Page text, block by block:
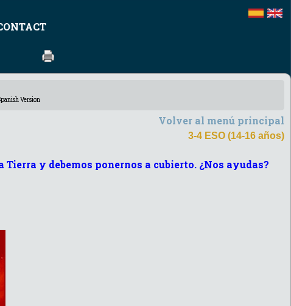
Version
Volver al menú principal
3-4 ESO (14-16 años)
y debemos ponernos a cubierto. ¿Nos ayudas?